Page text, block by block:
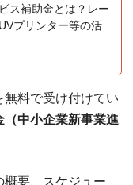
ス補助金とは？レー
プリンター等の活
無料で受け付けてい
（中小企業新事業進
概要、スケジュー